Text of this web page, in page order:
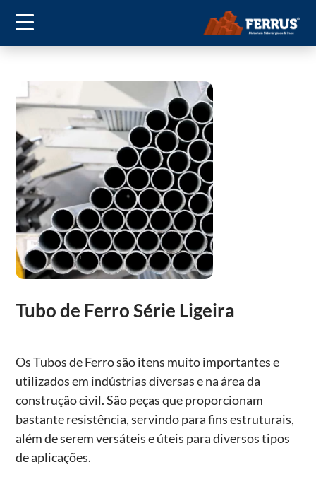
Tubo de Ferro Série Ligeira
Os Tubos de Ferro são itens muito importantes e
utilizados em indústrias diversas e na área da
construção civil. São peças que proporcionam
bastante resistência, servindo para fins estruturais,
além de serem versáteis e úteis para diversos tipos
de aplicações.